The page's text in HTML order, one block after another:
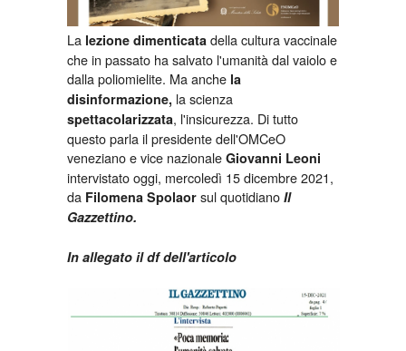
La lezione dimenticata della cultura vaccinale
che in passato ha salvato l'umanità dal vaiolo e
dalla poliomielite. Ma anche la
disinformazione, la scienza
spettacolarizzata, l'insicurezza. Di tutto
questo parla il presidente dell'OMCeO
veneziano e vice nazionale Giovanni Leoni
intervistato oggi, mercoledì 15 dicembre 2021,
da Filomena Spolaor sul quotidiano Il
Gazzettino.
In allegato il df dell'articolo